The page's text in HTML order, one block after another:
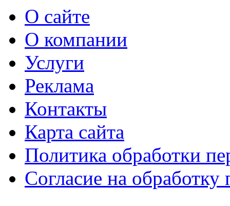
О сайте
О компании
Услуги
Реклама
Контакты
Карта сайта
Политика обработки
Согласие на